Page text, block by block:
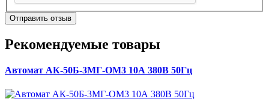
Отправить отзыв
Рекомендуемые товары
Автомат АК-50Б-3МГ-ОМ3 10А 380В 50Гц